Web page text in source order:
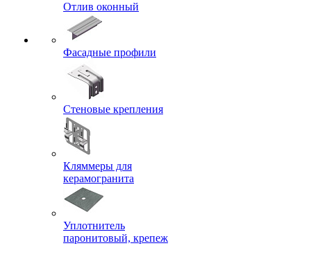
Отлив оконный
Фасадные профили
Стеновые крепления
Кляммеры для
керамогранита
Уплотнитель
паронитовый, крепеж